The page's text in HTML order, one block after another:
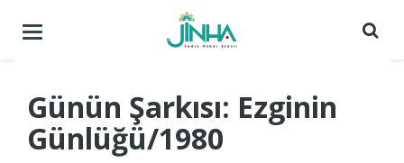
Menüyü
Günün Şarkısı: Ezginin
Günlüğü/1980